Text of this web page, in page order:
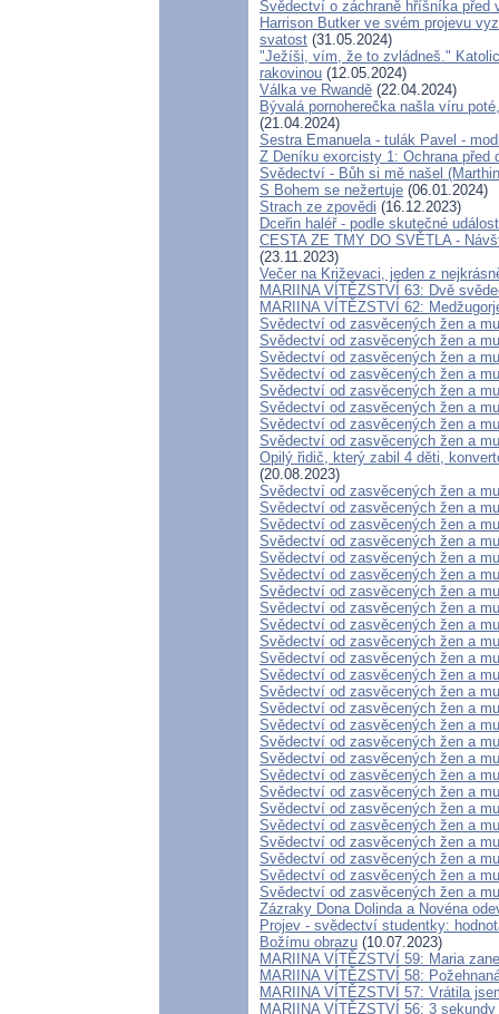
Svědectví o záchraně hříšníka před
Harrison Butker ve svém projevu
svatost (31.05.2024)
"Ježíši, vím, že to zvládneš."
rakovinou (12.05.2024)
Válka ve Rwandě (22.04.2024)
Bývalá pornoherečka našla víru
(21.04.2024)
Sestra Emanuela - tulák Pavel -
Z Deníku exorcisty 1: Ochrana před
Svědectví - Bůh si mě našel
S Bohem se nežertuje (06.01.2024)
Strach ze zpovědi (16.12.2023)
Dceřin haléř - podle skutečné
CESTA ZE TMY DO SVĚTLA -
(23.11.2023)
Večer na Križevaci, jeden z
MARIINA VÍTĚZSTVÍ 63: Dvě
MARIINA VÍTĚZSTVÍ 62:
Svědectví od zasvěcených žen a
Svědectví od zasvěcených žen a
Svědectví od zasvěcených žen a
Svědectví od zasvěcených žen a
Svědectví od zasvěcených žen a
Svědectví od zasvěcených žen a
Svědectví od zasvěcených žen a
Svědectví od zasvěcených žen a
Opilý řidič, který zabil 4 děti,
(20.08.2023)
Svědectví od zasvěcených žen a
Svědectví od zasvěcených žen a
Svědectví od zasvěcených žen a
Svědectví od zasvěcených žen a
Svědectví od zasvěcených žen a
Svědectví od zasvěcených žen a
Svědectví od zasvěcených žen a
Svědectví od zasvěcených žen a
Svědectví od zasvěcených žen a
Svědectví od zasvěcených žen a
Svědectví od zasvěcených žen a
Svědectví od zasvěcených žen a
Svědectví od zasvěcených žen a
Svědectví od zasvěcených žen a
Svědectví od zasvěcených žen a
Svědectví od zasvěcených žen a
Svědectví od zasvěcených žen a
Svědectví od zasvěcených žen a
Svědectví od zasvěcených žen a
Svědectví od zasvěcených žen a
Svědectví od zasvěcených žen a
Svědectví od zasvěcených žen a
Svědectví od zasvěcených žen a
Svědectví od zasvěcených žen a
Svědectví od zasvěcených žen a
Zázraky Dona Dolinda a Novéna
Projev - svědectví studentky:
Božímu obrazu (10.07.2023)
MARIINA VÍTĚZSTVÍ 59: Maria
MARIINA VÍTĚZSTVÍ 58:
MARIINA VÍTĚZSTVÍ 57: Vrátila
MARIINA VÍTĚZSTVÍ 56: 3